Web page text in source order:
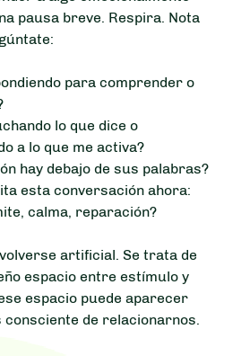
pausa breve. Respira. Nota
para comprender o
lo que dice o
a lo que me activa?
hay debajo de sus palabras?
esta conversación ahora:
calma, reparación?
artificial. Se trata de
espacio entre estímulo y
espacio puede aparecer
consciente de relacionarnos.